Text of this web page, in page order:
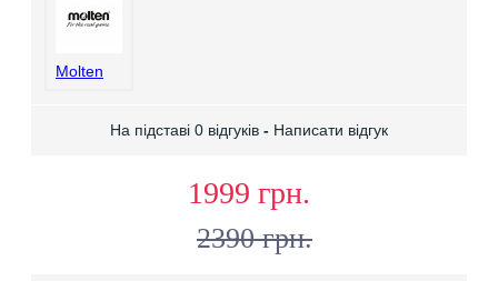
Molten
На підставі 0 відгуків - Написати відгук
1999 грн.
2390 грн.